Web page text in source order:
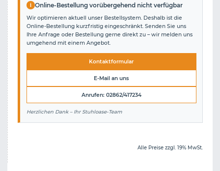
i Online-Bestellung vorübergehend nicht verfügbar
Wir optimieren aktuell unser Bestellsystem. Deshalb ist die
Online-Bestellung kurzfristig eingeschränkt. Senden Sie uns
Ihre Anfrage oder Bestellung gerne direkt zu – wir melden uns
umgehend mit einem Angebot.
Kontaktformular
E-Mail an uns
Anrufen: 02862/417234
Herzlichen Dank – Ihr Stuhloase-Team
Alle Preise zzgl. 19% MwSt.